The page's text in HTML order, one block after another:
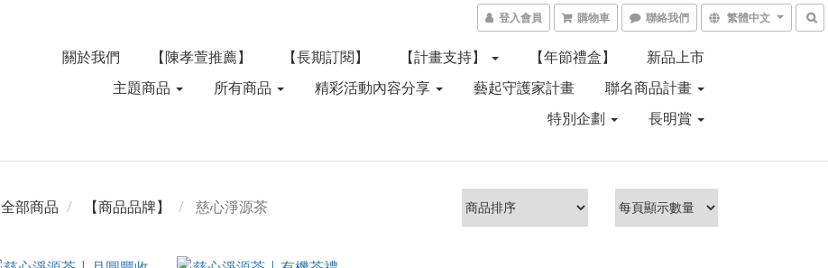
登入會員 購物車 聯絡我們 繁體中文
關於我們 【陳孝萱推薦】 【長期訂閱】 【計畫支持】 【年節禮盒】
新品上市
主題商品
所有商品 精彩活動內容分享 藝起守護家計畫
聯名商品計畫
特別企劃
長明賞
全部商品 【商品品牌】 慈心淨源茶